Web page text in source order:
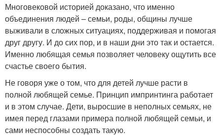
Многовековой историей доказано, что именно
объединения людей – семьи, роды, общины лучше
выживали в сложных ситуациях, поддерживая и помогая
друг другу. И до сих пор, и в наши дни это так и остается.
Именно любящая семья позволяет человеку ощутить все
счастье своего бытия.
Не говоря уже о том, что для детей лучше расти в
полной любящей семье. Принцип импринтинга работает
и в этом случае. Дети, выросшие в неполных семьях, не
имея перед глазами примера полной любящей семьи, и
сами неспособны создать такую.